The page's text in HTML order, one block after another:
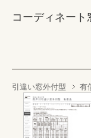
コーディネー
引違い窓外付型 有